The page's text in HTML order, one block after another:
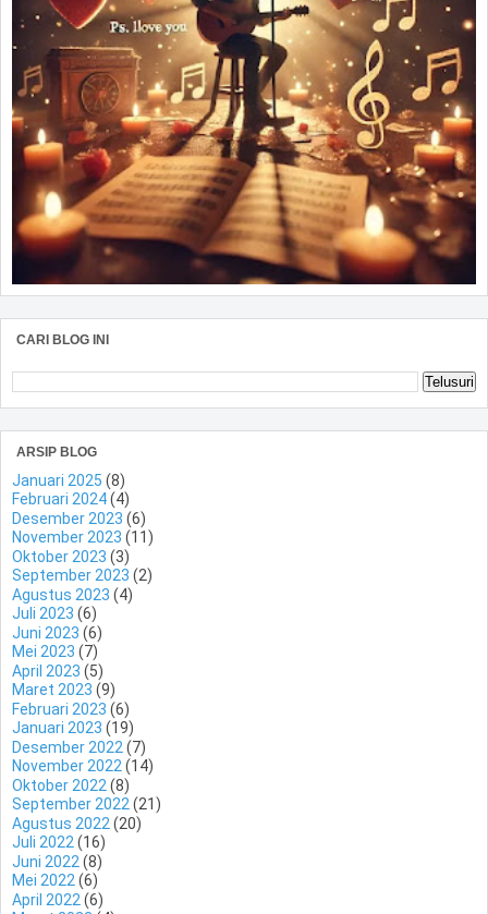
CARI BLOG INI
ARSIP BLOG
Januari 2025 (8)
Februari 2024(4)
Desember 2023 (6)
November 2023 (11)
Oktober 2023 (3)
September 2023 (2)
Agustus 2023 (4)
Juli 2023 (6)
Juni 2023 (6)
Mei 2023 (7)
April 2023 (5)
Maret 2023 (9)
Februari 2023 (6)
Januari 2023 (19)
Desember 2022 (7)
November 2022(14)
Oktober 2022 (8)
September 2022(21)
Agustus 2022 (20)
Juli 2022(16)
Juni 2022 (8)
Mei 2022(6)
April 2022 (6)